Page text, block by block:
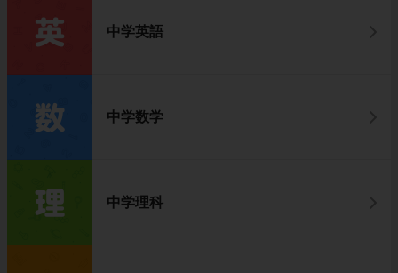
中学英語
中学数学
中学理科